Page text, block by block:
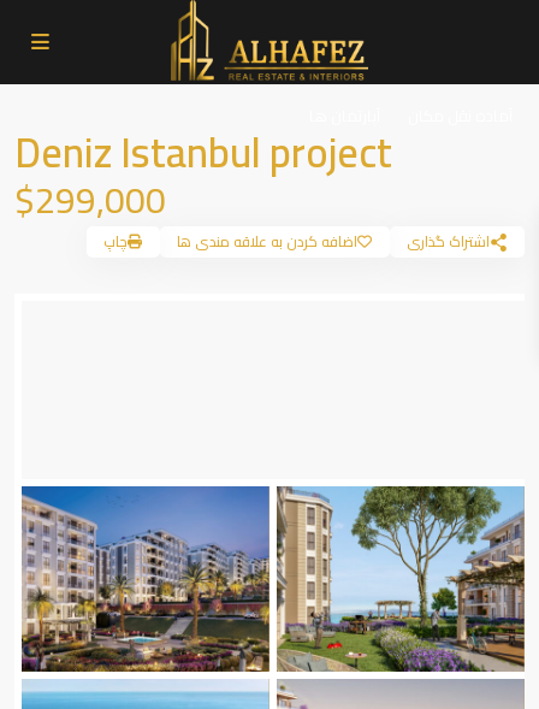
Deniz Istanbul project
$299,000
اشتراک گذاری اضافه کردن به علاقه مندی ها چاپ